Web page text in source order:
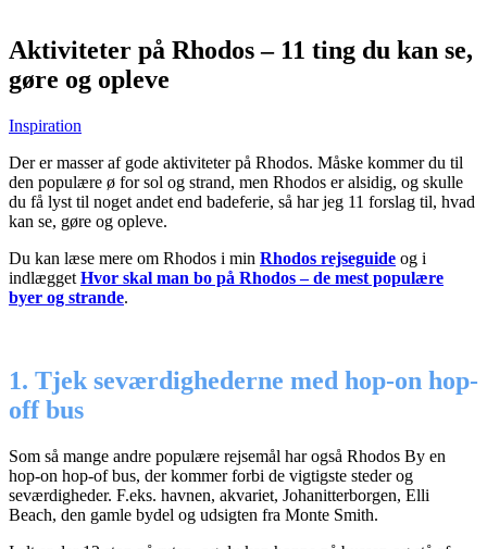
Aktiviteter på Rhodos – 11 ting du kan se,
gøre og opleve
Inspiration
Der er masser af gode aktiviteter på Rhodos. Måske kommer du til
den populære ø for sol og strand, men Rhodos er alsidig, og skulle
du få lyst til noget andet end badeferie, så har jeg 11 forslag til, hvad
kan se, gøre og opleve.
Du kan læse mere om Rhodos i min Rhodos rejseguide og i
indlægget Hvor skal man bo på Rhodos – de mest populære
byer og strande.
1. Tjek seværdighederne med hop-on hop-
off bus
Som så mange andre populære rejsemål har også Rhodos By en
hop-on hop-of bus, der kommer forbi de vigtigste steder og
seværdigheder. F.eks. havnen, akvariet, Johanitterborgen, Elli
Beach, den gamle bydel og udsigten fra Monte Smith.